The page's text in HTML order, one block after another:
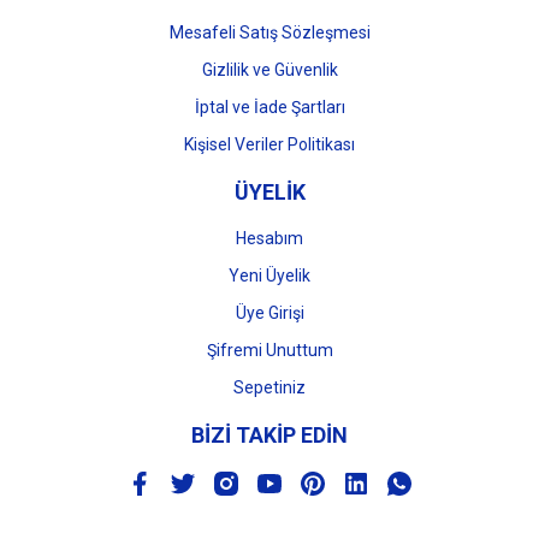
Mesafeli Satış Sözleşmesi
Gizlilik ve Güvenlik
İptal ve İade Şartları
Kişisel Veriler Politikası
ÜYELİK
Hesabım
Yeni Üyelik
Üye Girişi
Şifremi Unuttum
Sepetiniz
BİZİ TAKİP EDİN